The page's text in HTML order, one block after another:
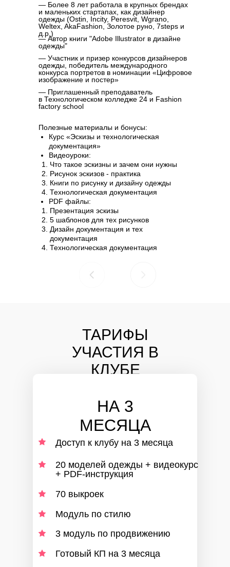
— Приглашенный преподаватель
в Технологическом колледже 24 и Fashion
factory school
— Участник и призер конкурсов дизайнеров
одежды, победитель международного
конкурса портретов в номинации «Цифровое
изображение и постер»
— Автор книги "Adobe Illustrator в дизайне
одежды"
— Более 8 лет работала в крупных брендах
и маленьких стартапах, как дизайнер
одежды (Ostin, Incity, Peresvit, Wgrano,
Weltex, AkaFashion, Золотое руно, 7steps и
д.р.)
Полезные материалы и бонусы:
Курс «Эскизы и технологическая
документация»
Видеоуроки:
Что такое эскизны и зачем они нужны
Рисунок эскизов - практика
Книги по рисунку и дизайну одежды
Технологическая документация
PDF файлы:
Презентация эскизы
5 шаблонов для тех рисунков
Дизайн документация и тех
документация
Технологическая документация
ТАРИФЫ
УЧАСТИЯ В
КЛУБЕ
НА 3
МЕСЯЦА
Доступ к клубу на 3 месяца
20 моделей одежды + видеокурс
+ PDF-инструкция
70 выкроек
Модуль по стилю
3 модуль по продвижению
Готовый КП на 3 месяца